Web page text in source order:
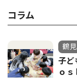
コラム
鶴
子ど
ｏｓ